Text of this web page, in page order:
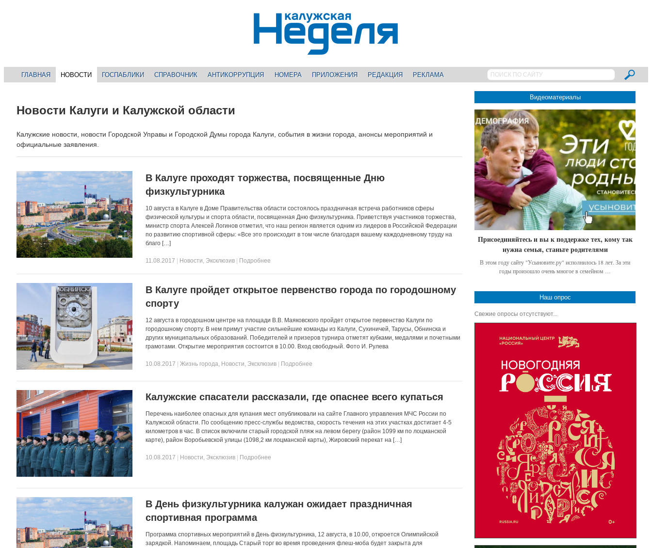
ГЛАВНАЯ НОВОСТИ ГОСПАБЛИКИ СПРАВОЧНИК АНТИКОРРУПЦИЯ НОМЕРА ПРИЛОЖЕНИЯ РЕДАКЦИЯ РЕКЛАМА
Новости Калуги и Калужской области
Калужские новости, новости Городской Управы и Городской Думы города Калуги, события в жизни города, анонсы мероприятий и
официальные заявления.
В Калуге проходят торжества, посвященные Дню
физкультурника
10 августа в Калуге в Доме Правительства области состоялось праздничная встреча работников сферы
физической культуры и спорта области, посвященная Дню физкультурника. Приветствуя участников торжества,
министр спорта Алексей Логинов отметил, что наш регион является одним из лидеров в Российской Федерации
по развитию спортивной сферы: «Все это происходит в том числе благодаря вашему каждодневному труду на
благо […]
11.08.2017 | Новости, Эксклюзив | Подробнее
В Калуге пройдет открытое первенство города по городошному
спорту
12 августа в городошном центре на площади В.В. Маяковского пройдет открытое первенство Калуги по
городошному спорту. В нем примут участие сильнейшие команды из Калуги, Сухиничей, Тарусы, Обнинска и
других муниципальных образований. Победителей и призеров турнира отметят кубками, медалями и почетными
грамотами. Открытие мероприятия состоится в 10.00. Вход свободный. Фото И. Рулева
10.08.2017 |Жизнь города, Новости, Эксклюзив | Подробнее
Калужские спасатели рассказали, где опаснее всего купаться
Перечень наиболее опасных для купания мест опубликовали на сайте Главного управления МЧС России по
Калужской области. По сообщению пресс-службы ведомства, скорость течения на этих участках достигает 4-5
километров в час. В список включили старый городской пляж на левом берегу (район 1099 км по лоцманской
карте), район Воробьевской улицы (1098,2 км лоцманской карты), Жировский перекат на […]
10.08.2017 Новости, Эксклюзив Подробнее
В День физкультурника калужан ожидает праздничная
спортивная программа
Программа спортивных мероприятий в День физкультурника, 12 августа, в 10.00, откроется Олимпийской
зарядкой. Напоминаем, площадь Старый торг во время проведения флеш-моба будет закрыта для
Видеоматериалы
Присоединяйтесь и вы к поддержке тех, кому так
нужна семья, станьте родителями
В этом году сайту "Усыновите.ру" исполнилось 18 лет. За эти
годы произошло очень многое в семейном …
Наш опрос
Свежие опросы отсутствуют...